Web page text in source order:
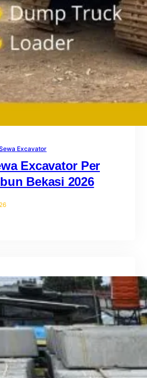
Excavator
Excavator Per
Bekasi 2026